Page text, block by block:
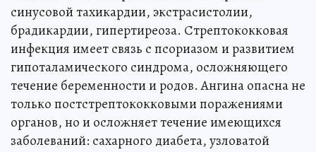
синусовой тахикардии, экстрасистолии,
брадикардии, гипертиреоза. Стрептококковая
инфекция имеет связь с псориазом и развитием
гипоталамического синдрома, осложняющего
течение беременности и родов. Ангина опасна не
только постстрептококковыми поражениями
органов, но и осложняет течение имеющихся
заболеваний: сахарного диабета, узловатой